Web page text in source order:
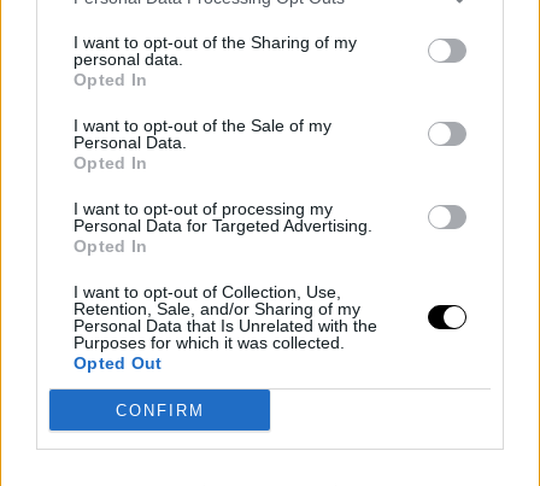
I want to opt-out of the Sharing of my
personal data.
Opted In
I want to opt-out of the Sale of my
Personal Data.
Opted In
I want to opt-out of processing my
Personal Data for Targeted Advertising.
Opted In
I want to opt-out of Collection, Use,
Retention, Sale, and/or Sharing of my
Personal Data that Is Unrelated with the
Purposes for which it was collected.
Opted Out
CONFIRM
TUF LATIN 3 FINAL:
OLIVEIRA EGY TELJES
SÚLYCSOPORTNYIVAL
BENÉZTE A
MÉRLEGELÉST
2016 NOVEMBER 05, SZOMBAT byTD_AXL